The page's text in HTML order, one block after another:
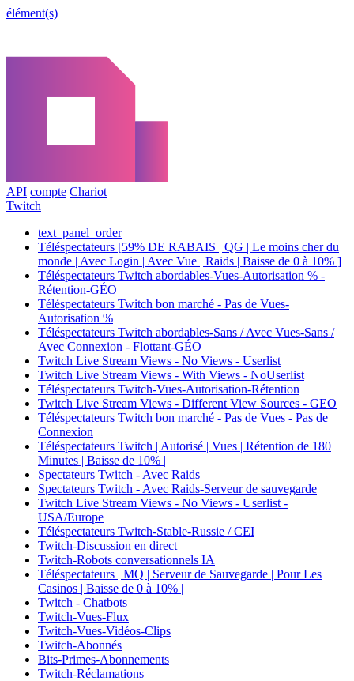
élément(s)
API compte Chariot
Twitch
text_panel_order
Téléspectateurs [59% DE RABAIS | QG | Le moins cher du
monde | Avec Login | Avec Vue | Raids | Baisse de 0 à 10% ]
Téléspectateurs Twitch abordables-Vues-Autorisation % -
Rétention-GÉO
Téléspectateurs Twitch bon marché - Pas de Vues-
Autorisation %
Téléspectateurs Twitch abordables-Sans / Avec Vues-Sans /
Avec Connexion - Flottant-GÉO
Twitch Live Stream Views - No Views - Userlist
Twitch Live Stream Views - With Views - NoUserlist
Téléspectateurs Twitch-Vues-Autorisation-Rétention
Twitch Live Stream Views - Different View Sources - GEO
Téléspectateurs Twitch bon marché - Pas de Vues - Pas de
Connexion
Téléspectateurs Twitch | Autorisé | Vues | Rétention de 180
Minutes | Baisse de 10% |
Spectateurs Twitch - Avec Raids
Spectateurs Twitch - Avec Raids-Serveur de sauvegarde
Twitch Live Stream Views - No Views - Userlist -
USA/Europe
Téléspectateurs Twitch-Stable-Russie / CEI
Twitch-Discussion en direct
Twitch-Robots conversationnels IA
Téléspectateurs | MQ | Serveur de Sauvegarde | Pour Les
Casinos | Baisse de 0 à 10% |
Twitch - Chatbots
Twitch-Vues-Flux
Twitch-Vues-Vidéos-Clips
Twitch-Abonnés
Bits-Primes-Abonnements
Twitch-Réclamations